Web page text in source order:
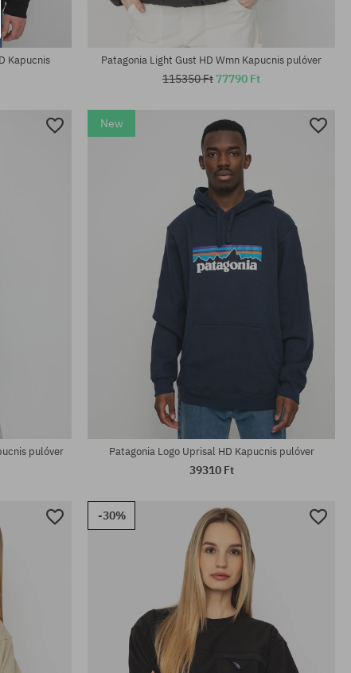
Kapucnis
Elérhető méretek:
Patagonia Light Gust HD Wmn Kapucnis pulóver
115350 Ft 77790 Ft
pulóver
New
Patagonia Logo Uprisal HD Kapucnis pulóver
39310 Ft
-30%